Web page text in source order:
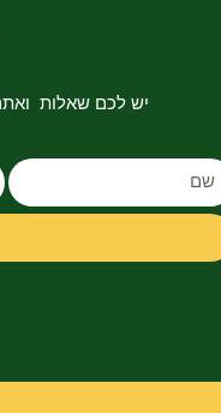
יש לכם שאלות